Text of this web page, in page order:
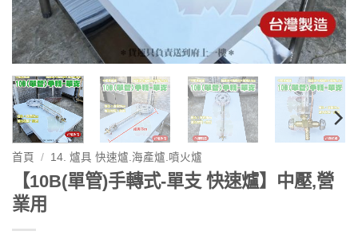
首頁 / 14. 爐具 快速爐.海產爐.噴火爐
【10B(單管)手轉式-單支 快速爐】中壓,營
業用